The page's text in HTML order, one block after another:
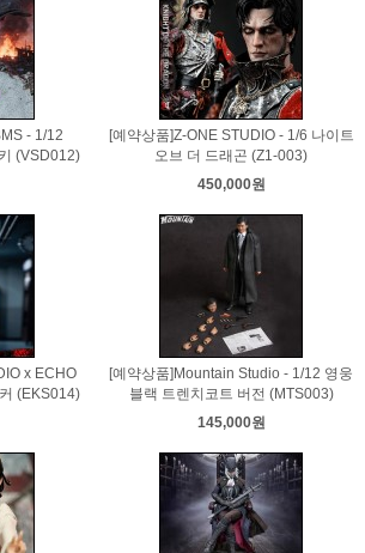
- 1/12
(VSD012)
[예약상품]Z-ONE STUDIO - 1/6 나이트
오브 더 드래곤 (Z1-003)
450,000원
x ECHO
(EKS014)
[예약상품]Mountain Studio - 1/12 영웅
블랙 트렌치코트 버전 (MTS003)
145,000원